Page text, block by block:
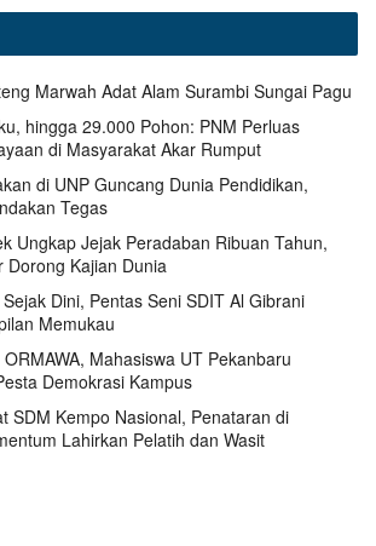
Marwah Adat Alam Surambi Sungai Pagu
hingga 29.000 Pohon: PNM Perluas
di Masyarakat Akar Rumput
di UNP Guncang Dunia Pendidikan,
Tegas
Ungkap Jejak Peradaban Ribuan Tahun,
Dorong Kajian Dunia
Dini, Pentas Seni SDIT Al Gibrani
Memukau
Mahasiswa UT Pekanbaru
Demokrasi Kampus
SDM Kempo Nasional, Penataran di
Lahirkan Pelatih dan Wasit